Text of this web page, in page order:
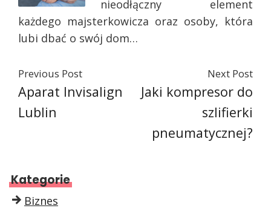
nieodłączny element
każdego majsterkowicza oraz osoby, która
lubi dbać o swój dom…
Previous Post
Aparat Invisalign
Lublin
Next Post
Jaki kompresor do
szlifierki
pneumatycznej?
Kategorie
Biznes